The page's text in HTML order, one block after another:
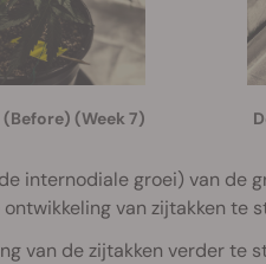
(Week 7)
internodiale groei) van de
van zijtakken te
van de zijtakken verder te